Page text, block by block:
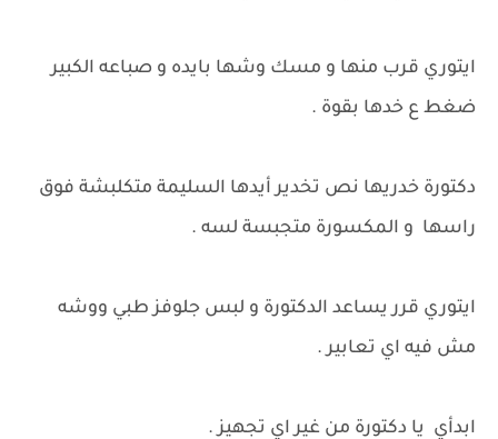
ايتوري قرب منها و مسك وشها بايده و صباعه الكبير
ضغط ع خدها بقوة .
دكتورة خدريها نص تخدير أيدها السليمة متكلبشة فوق
راسها و المكسورة متجبسة لسه .
ايتوري قرر يساعد الدكتورة و لبس جلوفز طبي ووشه
مش فيه اي تعابير .
ابدأي يا دكتورة من غير اي تجهيز .